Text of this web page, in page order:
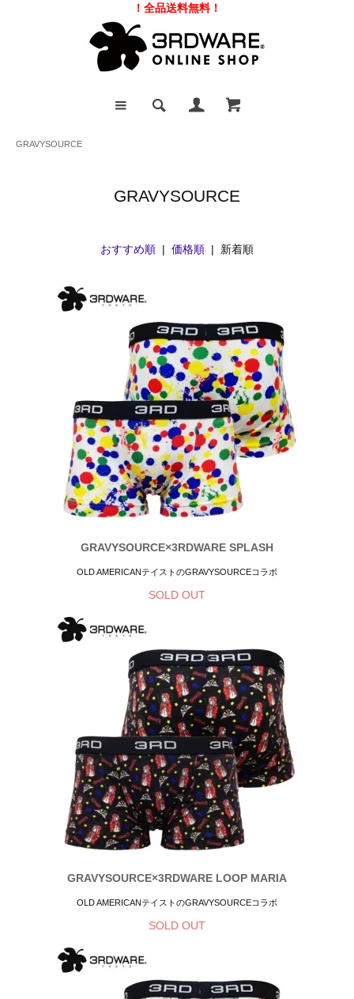
！全品送料無料！
GRAVYSOURCE
GRAVYSOURCE
おすすめ順 | 価格順 | 新着順
GRAVYSOURCE×3RDWARE SPLASH
OLD AMERICANテイストのGRAVYSOURCEコラボ
SOLD OUT
GRAVYSOURCE×3RDWARE LOOP MARIA
OLD AMERICANテイストのGRAVYSOURCEコラボ
SOLD OUT